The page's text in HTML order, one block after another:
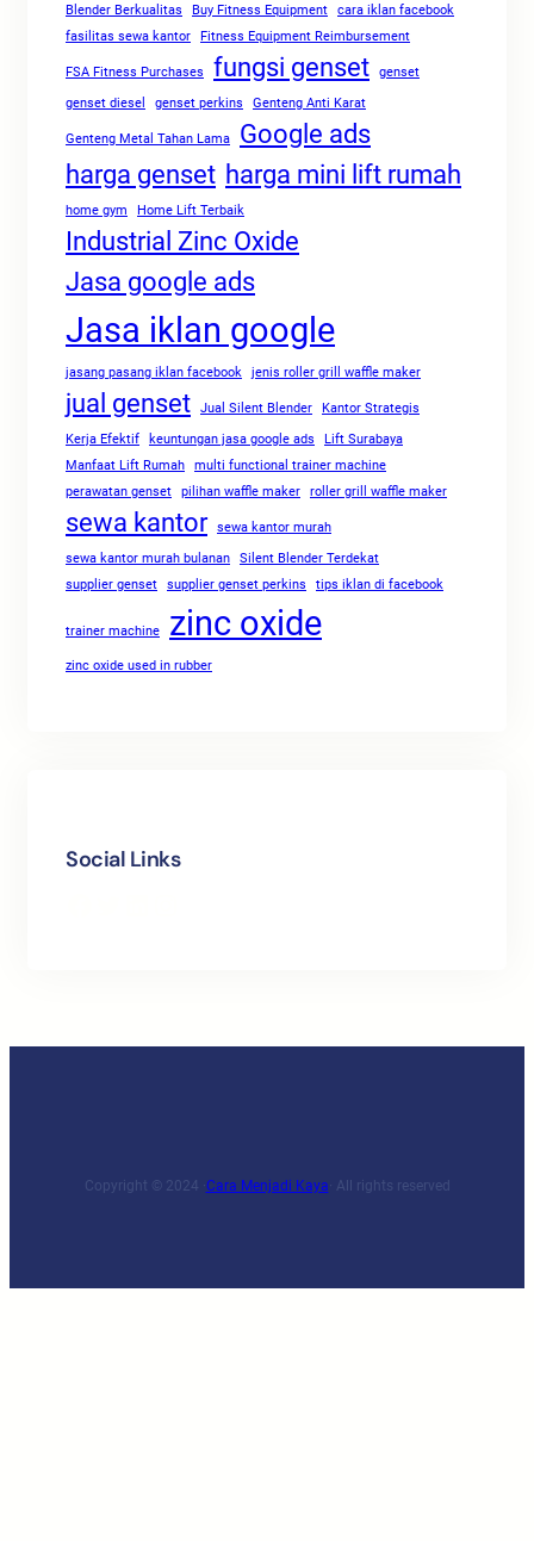
Blender Berkualitas
Buy Fitness Equipment
cara iklan facebook
fasilitas sewa kantor
Fitness Equipment Reimbursement
FSA Fitness Purchases fungsi genset
genset
genset diesel
genset perkins Genteng Anti Karat
Genteng Metal Tahan Lama
Google ads
harga genset harga mini lift rumah
home gym Home Lift Terbaik
Industrial Zinc Oxide
Jasa google ads
Jasa iklan google
jasang pasang iklan facebook jenis roller grill waffle maker
jual genset Jual Silent Blender
Kantor Strategis
Kerja Efektif
keuntungan jasa google ads
Lift Surabaya
Manfaat Lift Rumah
multi functional trainer machine
perawatan genset
pilihan waffle maker roller grill waffle maker
sewa kantor
sewa kantor murah
sewa kantor murah bulanan
Silent Blender Terdekat
supplier genset
supplier genset perkins tips iklan di facebook
trainer machine zinc oxide
zinc oxide used in rubber
Social Links
Copyright © 2024 ·Cara Menjadi Kaya· All rights reserved